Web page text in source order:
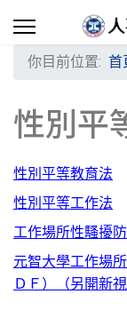
你目前位置: 首
性別平
性別平等教育法
性別平等工作法
工作場所性騷擾
元智大學工作場
ＤＦ）（另開新視